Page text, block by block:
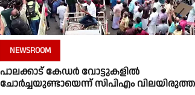
NEWSROOM
പാലക്കാട് കേഡർ വോട്ടുകളിൽ
ചോർച്ചയുണ്ടായെന്ന് സിപിഎം